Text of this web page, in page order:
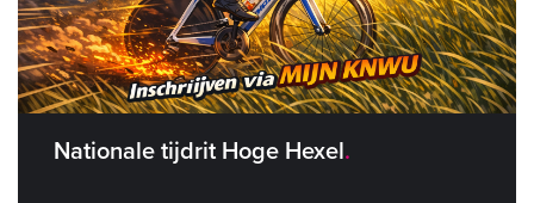
Nationale tijdrit Hoge Hexel